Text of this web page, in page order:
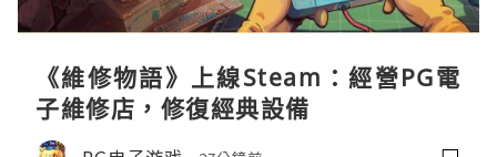
《維修物語》上線Steam：經營PG電
子維修店，修復經典設備